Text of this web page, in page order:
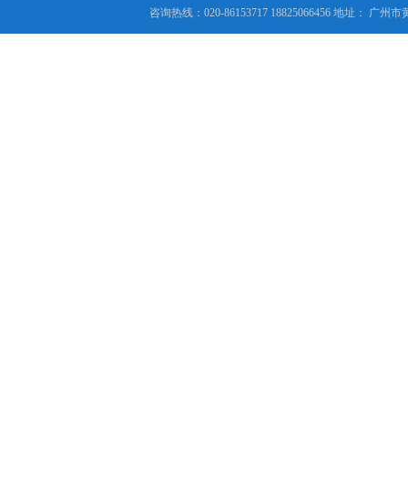
咨询热线：020-86153717 18825066456 地址： 广州